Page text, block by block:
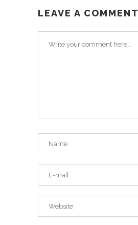
LEAVE A COMMENT